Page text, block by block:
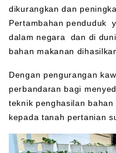
dikurangkan dan
Pertambahan penduduk
dalam negara dan di
bahan makanan
Dengan pengurangan
perbandaran bagi
teknik penghasilan
kepada tanah pertanian